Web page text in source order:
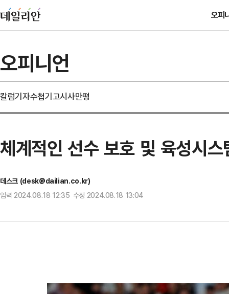
오피
오피니언
칼럼기자수첩기고시사만평
체계적인 선수 보호 및 육성시
데스크 (desk@dailian.co.kr)
입력 2024.08.18 12:35 수정 2024.08.18 13:04